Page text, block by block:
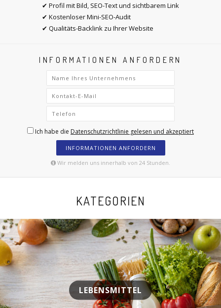
✔ Profil mit Bild, SEO-Text und sichtbarem Link
✔ Kostenloser Mini-SEO-Audit
✔ Qualitäts-Backlink zu Ihrer Website
INFORMATIONEN ANFORDERN
Ich habe die Datenschutzrichtlinie gelesen und akzeptiert
INFORMATIONEN ANFORDERN
Wir melden uns innerhalb von 24 Stunden.
KATEGORIEN
LEBENSMITTEL